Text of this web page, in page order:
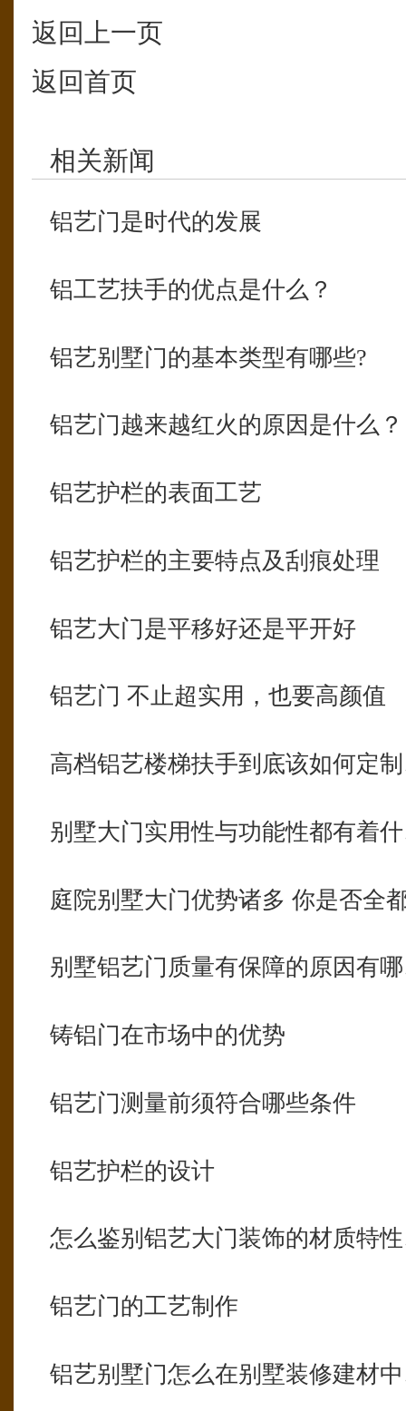
返回上一页
返回首页
相关新闻
铝艺门是时代的发展
铝工艺扶手的优点是什么？
铝艺别墅门的基本类型有哪些?
铝艺门越来越红火的原因是什么？
铝艺护栏的表面工艺
铝艺护栏的主要特点及刮痕处理
铝艺大门是平移好还是平开好
铝艺门 不止超实用，也要高颜值
高档铝艺楼梯扶手到底该如何定
别墅大门实用性与功能性都有着
庭院别墅大门优势诸多 你是否全
别墅铝艺门质量有保障的原因有
铸铝门在市场中的优势
铝艺门测量前须符合哪些条件
铝艺护栏的设计
怎么鉴别铝艺大门装饰的材质特
铝艺门的工艺制作
铝艺别墅门怎么在别墅装修建材